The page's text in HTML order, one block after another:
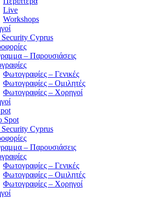
Live
Workshops
Cyprus
– Παρουσιάσεις
Φωτογραφίες – Γενικές
Φωτογραφίες – Ομιλητές
Φωτογραφίες – Χορηγοί
Spot
Cyprus
– Παρουσιάσεις
Φωτογραφίες – Γενικές
Φωτογραφίες – Ομιλητές
Φωτογραφίες – Χορηγοί